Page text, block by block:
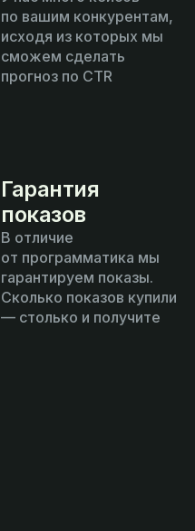
по вашим конкурентам,
исходя из которых мы
сможем сделать
прогноз по CTR
Гарантия
показов
В отличие
от программатика мы
гарантируем показы.
Сколько показов купили
— столько и получите